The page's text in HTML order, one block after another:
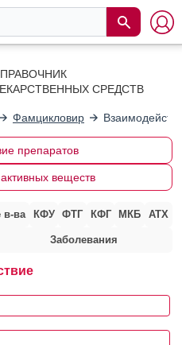
СРЕДСТВ
Фамцикловир
препаратов
веществ
в-ва КФУ ФТГ КФГ МКБ АТХ
Заболевания